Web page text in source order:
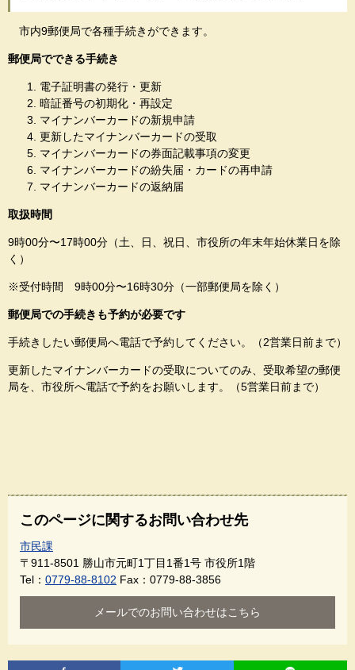
市内9郵便局で各種手続きができます。
郵便局でできる手続き
電子証明書の発行・更新
暗証番号の初期化・再設定
マイナンバーカードの新規申請
更新したマイナンバーカードの受取
マイナンバーカードの券面記載事項の変更
マイナンバーカードの紛失届・カードの再申請
マイナンバーカードの返納届
取扱時間
9時00分〜17時00分（土、日、祝日、市役所の年末年始休業日を除
く）
※受付時間 9時00分〜16時30分（一部郵便局を除く）
郵便局での手続きも予約が必要です
手続きしたい郵便局へ電話で予約してください。（2営業日前まで）
更新したマイナンバーカードの受取についてのみ、受取希望の郵便
局を、市役所へ電話で予約をお願いします。（5営業日前まで）
このページに関するお問い合わせ先
市民課
〒911-8501 勝山市元町1丁目1番1号 市役所1階
Tel： 0779-88-8102 Fax：0779-88-3856
メールでのお問い合わせはこちら